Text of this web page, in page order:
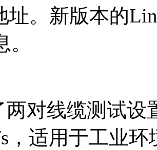
址。新版本的
。
两对线缆测试
，适用于工业